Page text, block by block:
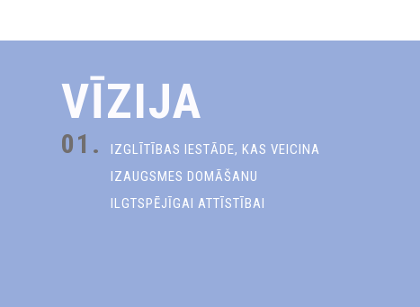
VĪZIJA
01.
IZGLĪTĪBAS IESTĀDE, KAS VEICINA
IZAUGSMES DOMĀŠANU
ILGTSPĒJĪGAI ATTĪSTĪBAI